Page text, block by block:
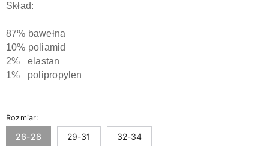
Skład:
87% bawełna
10% poliamid
2% elastan
1% polipropylen
Rozmiar:
26-28 29-31 32-34